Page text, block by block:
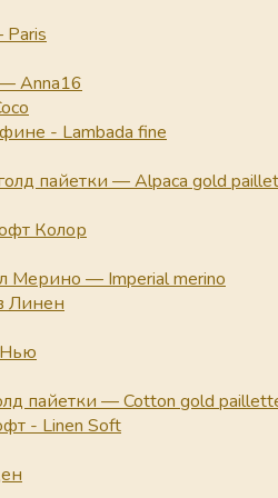
Anna16
- Lambada fine
пайетки — Alpaca gold
Колор
Мерино — Imperial merino
Линен
пайетки — Cotton gold
- Linen Soft